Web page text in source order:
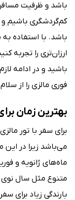
باشد و ظرفیت
کم‌گردشگری باشیم
باشد. با استفاده
ارزان‌تری را تجربه
باشید و در ادامه
فوری مالزی را از
بهترین زمان
برای سفر با تور مالزی
می‌باشد زیرا در این
ماه‌‌های ژانویه و
متنوع مثل سال
بارندگی زیاد برای